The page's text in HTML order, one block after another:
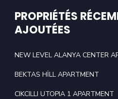
PROPRIÉTÉS
AJOUTÉES
NEW LEVEL ALANYA CENTER
BEKTAS HİLL APARTMENT
CIKCILLI UTOPIA 1 APARTMENT